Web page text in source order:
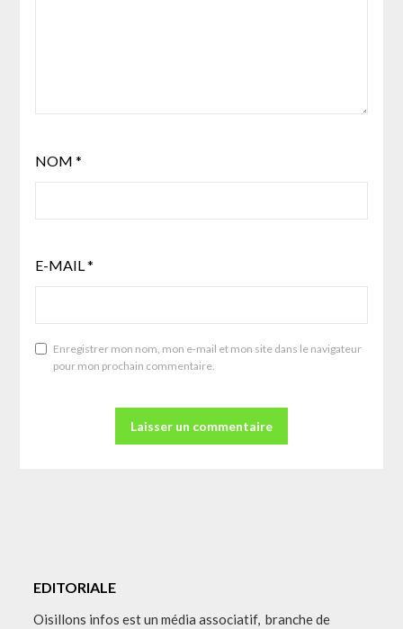
NOM *
E-MAIL*
Enregistrer mon nom, mon e-mail et mon site dans le navigateur
pour mon prochain commentaire.
EDITORIALE
Oisillons infos est un média associatif, branche de